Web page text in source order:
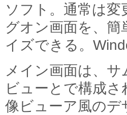
ソフト。通常は
グオン画面を、
イズできる。
メイン画面は、
ビューとで構成
像ビューア風の